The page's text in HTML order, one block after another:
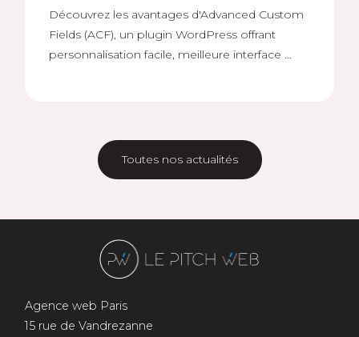
Découvrez les avantages d'Advanced Custom
Fields (ACF), un plugin WordPress offrant
personnalisation facile, meilleure interface ...
Toutes nos actualités
Agence web Paris
15 rue de Vandrezanne